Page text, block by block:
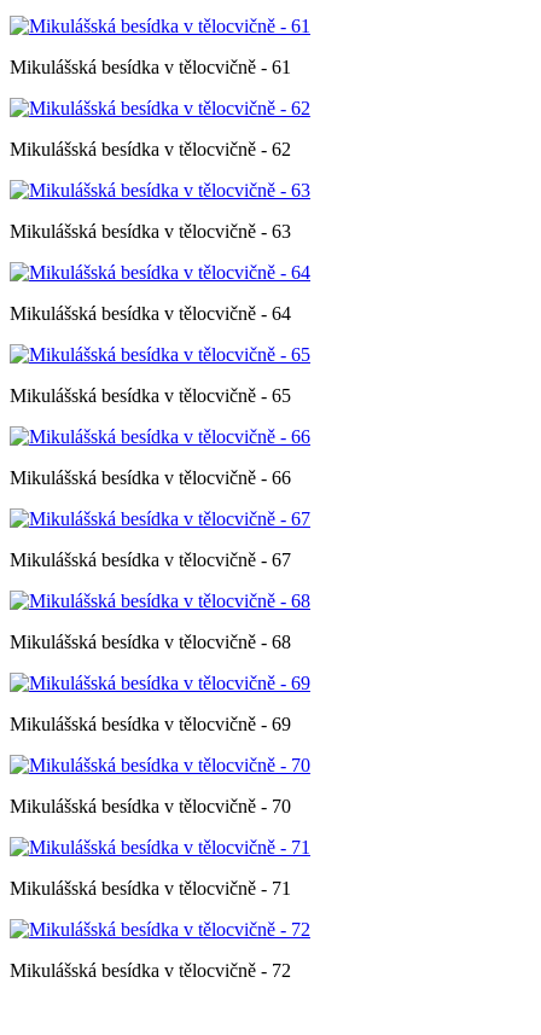
Mikulášská besídka v tělocvičně - 61
Mikulášská besídka v tělocvičně - 62
Mikulášská besídka v tělocvičně - 63
Mikulášská besídka v tělocvičně - 64
Mikulášská besídka v tělocvičně - 65
Mikulášská besídka v tělocvičně - 66
Mikulášská besídka v tělocvičně - 67
Mikulášská besídka v tělocvičně - 68
Mikulášská besídka v tělocvičně - 69
Mikulášská besídka v tělocvičně - 70
Mikulášská besídka v tělocvičně - 71
Mikulášská besídka v tělocvičně - 72